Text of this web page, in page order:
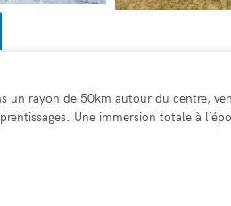
un rayon de 50km autour du centre,
Une immersion totale à